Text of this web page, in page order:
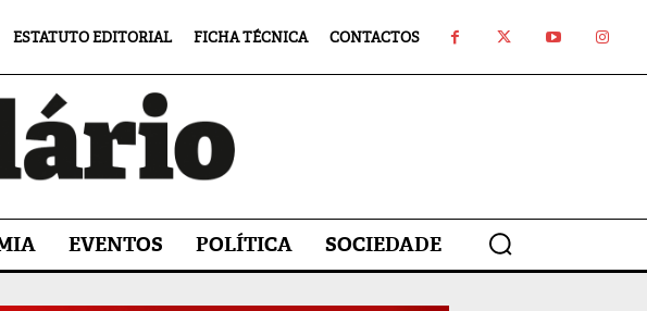
ESTATUTO EDITORIAL FICHA TÉCNICA CONTACTOS
EVENTOS POLÍTICA SOCIEDADE